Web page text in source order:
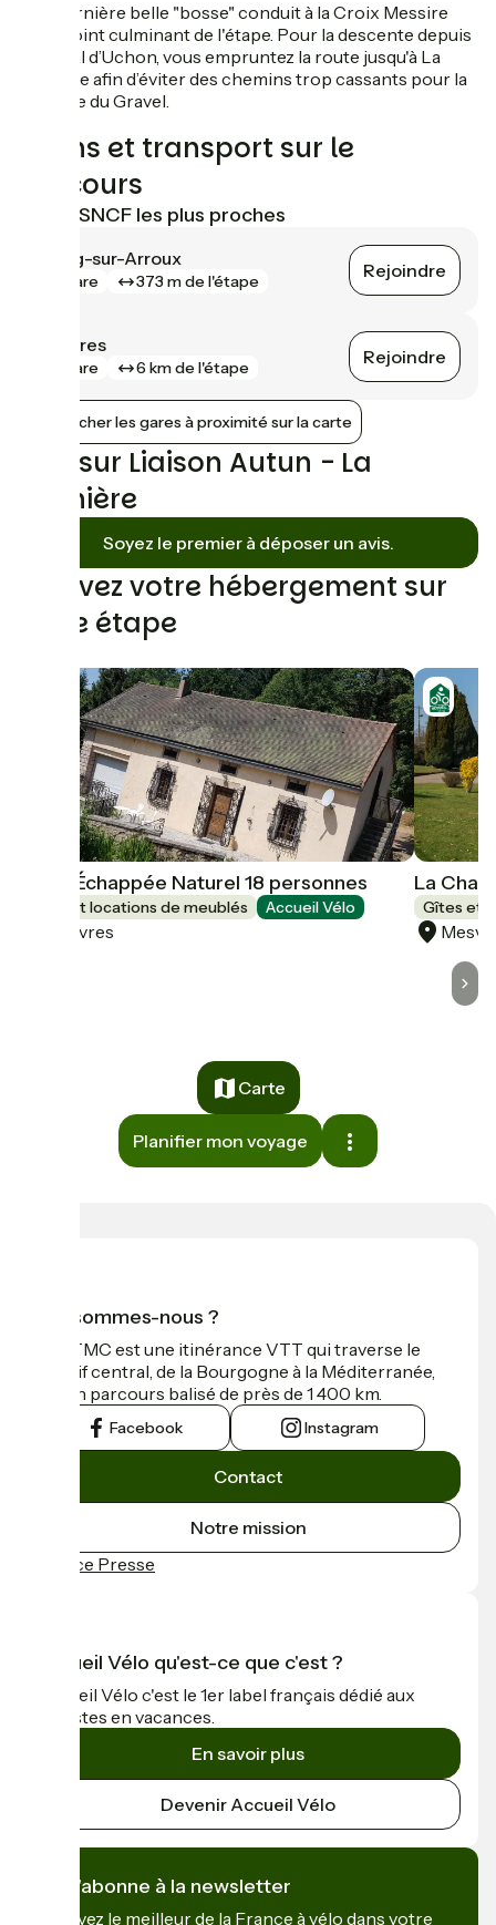
Une dernière belle "bosse" conduit à la Croix Messire
Jean, point culminant de l'étape. Pour la descente depuis
le Signal d’Uchon, vous empruntez la route jusqu'à La
Tagnière afin d’éviter des chemins trop cassants pour la
pratique du Gravel.
Trains et transport sur le
parcours
Gares SNCF les plus proches
Étang-sur-Arroux
gare 373 m de l'étape Rejoindre
Mesvres
gare 6 km de l'étape Rejoindre
Afficher les gares à proximité sur la carte
Avis sur Liaison Autun - La
Tagnière
Soyez le premier à déposer un avis.
Trouvez votre hébergement sur
cette étape
Gite L’Échappée Naturel 18 personnes
Gîtes et locations de meublés Accueil Vélo
Mesvres
La
Gîtes et
Carte
Planifier mon voyage
Qui sommes-nous ?
La GTMC est une itinérance VTT qui traverse le
Massif central, de la Bourgogne à la Méditerranée,
sur un parcours balisé de près de 1 400 km.
Facebook Instagram
Contact
Notre mission
Espace Presse
Accueil Vélo qu'est-ce que c'est ?
Accueil Vélo c'est le 1er label français dédié aux
cyclistes en vacances.
En savoir plus
Devenir Accueil Vélo
Je m'abonne à la newsletter
Recevez le meilleur de la France à vélo dans votre